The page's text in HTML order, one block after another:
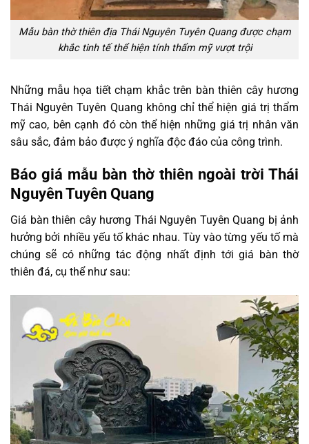
Mẫu bàn thờ thiên địa Thái Nguyên Tuyên Quang được chạm
khắc tinh tế thể hiện tính thẩm mỹ vượt trội
Những mẫu họa tiết chạm khắc trên bàn thiên cây hương
Thái Nguyên Tuyên Quang không chỉ thể hiện giá trị thẩm
mỹ cao, bên cạnh đó còn thể hiện những giá trị nhân văn
sâu sắc, đảm bảo được ý nghĩa độc đáo của công trình.
Báo giá mẫu bàn thờ thiên ngoài trời Thái
Nguyên Tuyên Quang
Giá bàn thiên cây hương Thái Nguyên Tuyên Quang bị ảnh
hưởng bởi nhiều yếu tố khác nhau. Tùy vào từng yếu tố mà
chúng sẽ có những tác động nhất định tới giá bàn thờ
thiên đá, cụ thể như sau: